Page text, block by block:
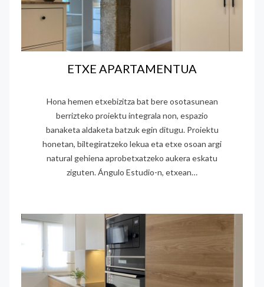
ETXE APARTAMENTUA
Hona hemen etxebizitza bat bere osotasunean
berrizteko proiektu integrala non, espazio
banaketa aldaketa batzuk egin ditugu. Proiektu
honetan, biltegiratzeko lekua eta etxe osoan argi
natural gehiena aprobetxatzeko aukera eskatu
ziguten. Ángulo Estudio-n, etxean…